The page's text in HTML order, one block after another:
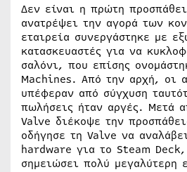
Δεν είναι η πρώτη
ανατρέψει την αγορά των
εταιρεία συνεργάστηκε με
κατασκευαστές για να
σαλόνι, που επίσης
Machines. Από την αρχή, οι
υπέφεραν από σύγχυση
πωλήσεις ήταν αργές. Μετά
Valve διέκοψε την
οδήγησε τη Valve να
hardware για το Steam
σημειώσει πολύ μεγαλύτερη